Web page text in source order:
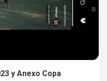
y Anexo Copa